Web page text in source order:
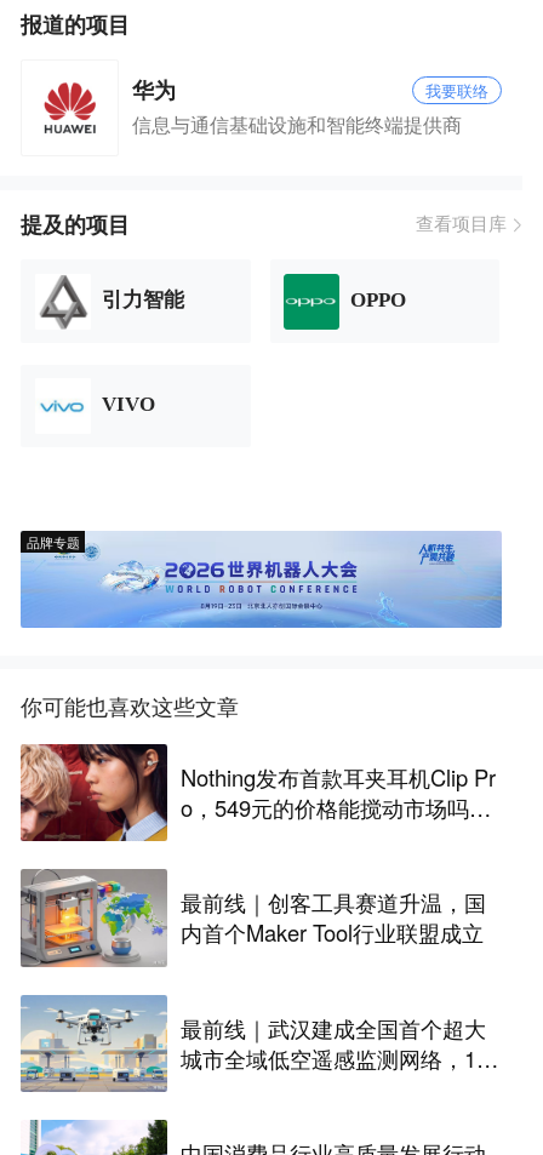
报道的项目
华为 我要联络
信息与通信基础设施和智能终端提供商
提及的项目 查看项目库
引力智能 OPPO
VIVO
品牌专题
你可能也喜欢这些文章
Nothing发布首款耳夹耳机Clip Pr
o，549元的价格能搅动市场吗？
最前线｜创客工具赛道升温，国
内首个Maker Tool行业联盟成立
最前线｜武汉建成全国首个超大
城市全域低空遥感监测网络，146